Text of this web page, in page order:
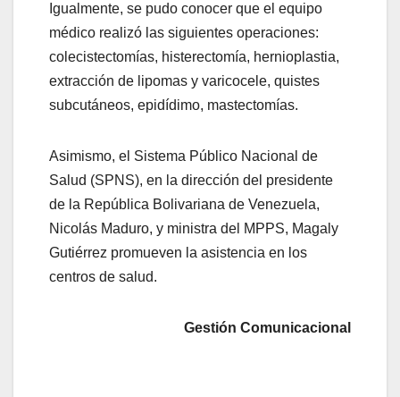
Igualmente, se pudo conocer que el equipo
médico realizó las siguientes operaciones:
colecistectomías, histerectomía, hernioplastia,
extracción de lipomas y varicocele, quistes
subcutáneos, epidídimo, mastectomías.
Asimismo, el Sistema Público Nacional de
Salud (SPNS), en la dirección del presidente
de la República Bolivariana de Venezuela,
Nicolás Maduro, y ministra del MPPS, Magaly
Gutiérrez promueven la asistencia en los
centros de salud.
Gestión Comunicacional